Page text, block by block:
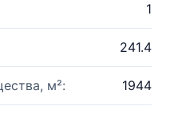
1
241.4
м²: 1944